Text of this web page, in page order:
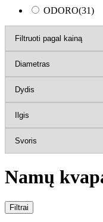
ODORO(31)
Namų
Filtrai